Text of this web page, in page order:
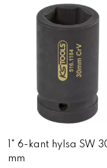
1" 6-kant hylsa SW
mm